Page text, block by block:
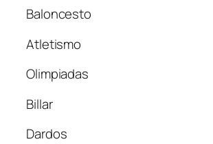
Baloncesto
Atletismo
Olimpiadas
Billar
Dardos